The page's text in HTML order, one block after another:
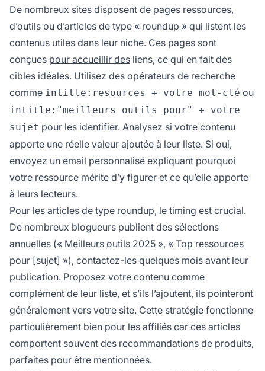
De nombreux sites disposent de pages ressources,
d’outils ou d’articles de type « roundup » qui listent les
contenus utiles dans leur niche. Ces pages sont
conçues pour accueillir des liens, ce qui en fait des
cibles idéales. Utilisez des opérateurs de recherche
comme intitle:resources + votre mot-clé ou
intitle:"meilleurs outils pour" + votre
sujet pour les identifier. Analysez si votre contenu
apporte une réelle valeur ajoutée à leur liste. Si oui,
envoyez un email personnalisé expliquant pourquoi
votre ressource mérite d’y figurer et ce qu’elle apporte
à leurs lecteurs.
Pour les articles de type roundup, le timing est crucial.
De nombreux blogueurs publient des sélections
annuelles (« Meilleurs outils 2025 », « Top ressources
pour [sujet] »), contactez-les quelques mois avant leur
publication. Proposez votre contenu comme
complément de leur liste, et s’ils l’ajoutent, ils pointeront
généralement vers votre site. Cette stratégie fonctionne
particulièrement bien pour les affiliés car ces articles
comportent souvent des recommandations de produits,
parfaites pour être mentionnées.